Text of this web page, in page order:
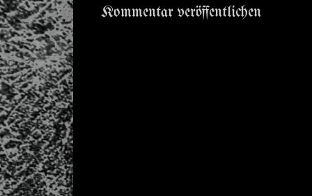
Kommentar veröffentlichen